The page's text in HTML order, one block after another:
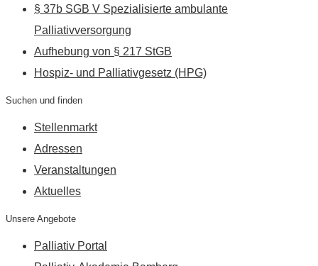
§ 37b SGB V Spezialisierte ambulante
Palliativversorgung
Aufhebung von § 217 StGB
Hospiz- und Palliativgesetz (HPG)
Suchen und finden
Stellenmarkt
Adressen
Veranstaltungen
Aktuelles
Unsere Angebote
Palliativ Portal